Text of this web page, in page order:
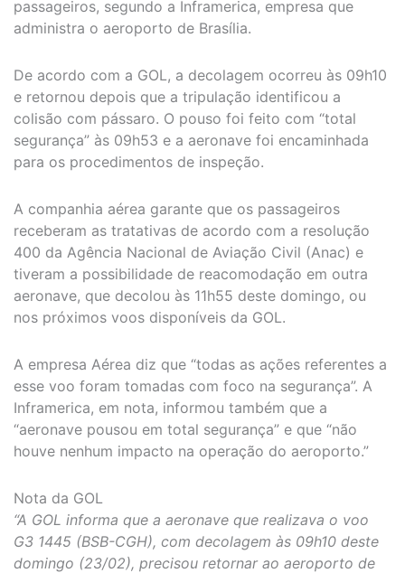
passageiros, segundo a Inframerica, empresa que
administra o aeroporto de Brasília.
De acordo com a GOL, a decolagem ocorreu às 09h10
e retornou depois que a tripulação identificou a
colisão com pássaro. O pouso foi feito com “total
segurança” às 09h53 e a aeronave foi encaminhada
para os procedimentos de inspeção.
A companhia aérea garante que os passageiros
receberam as tratativas de acordo com a resolução
400 da Agência Nacional de Aviação Civil (Anac) e
tiveram a possibilidade de reacomodação em outra
aeronave, que decolou às 11h55 deste domingo, ou
nos próximos voos disponíveis da GOL.
A empresa Aérea diz que “todas as ações referentes a
esse voo foram tomadas com foco na segurança”. A
Inframerica, em nota, informou também que a
“aeronave pousou em total segurança” e que “não
houve nenhum impacto na operação do aeroporto.”
Nota da GOL
“A GOL informa que a aeronave que realizava o voo
G3 1445 (BSB-CGH), com decolagem às 09h10 deste
domingo (23/02), precisou retornar ao aeroporto de